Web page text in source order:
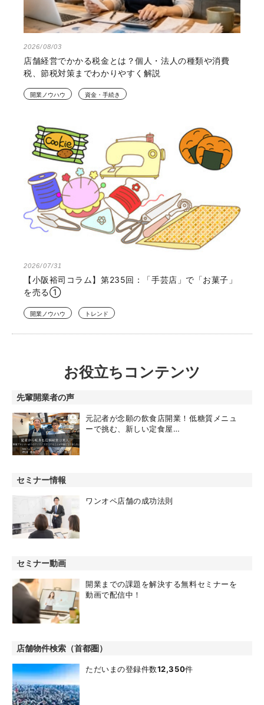
2026/08/03
店舗経営でかかる税金とは？個人・法人の種類や消費
税、節税対策までわかりやすく解説
開業ノウハウ 資金・手続き
2026/07/31
【小阪裕司コラム】第235回：「手芸店」で「お菓子」
を売る①
開業ノウハウ トレンド
お役立ちコンテンツ
先輩開業者の声
元記者が念願の飲食店開業！低糖質メニュ
ーで挑む、新しい定食屋…
セミナー情報
ワンオペ店舗の成功法則
セミナー動画
開業までの課題を解決する無料セミナーを
動画で配信中！
店舗物件検索（首都圏）
ただいまの登録件数12,350件